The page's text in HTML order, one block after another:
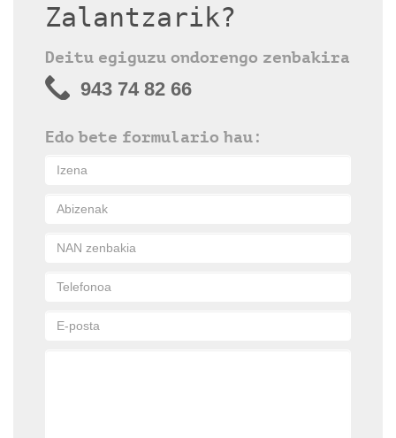
Zalantzarik?
Deitu egiguzu ondorengo zenbakira
943 74 82 66
Edo bete formulario hau: